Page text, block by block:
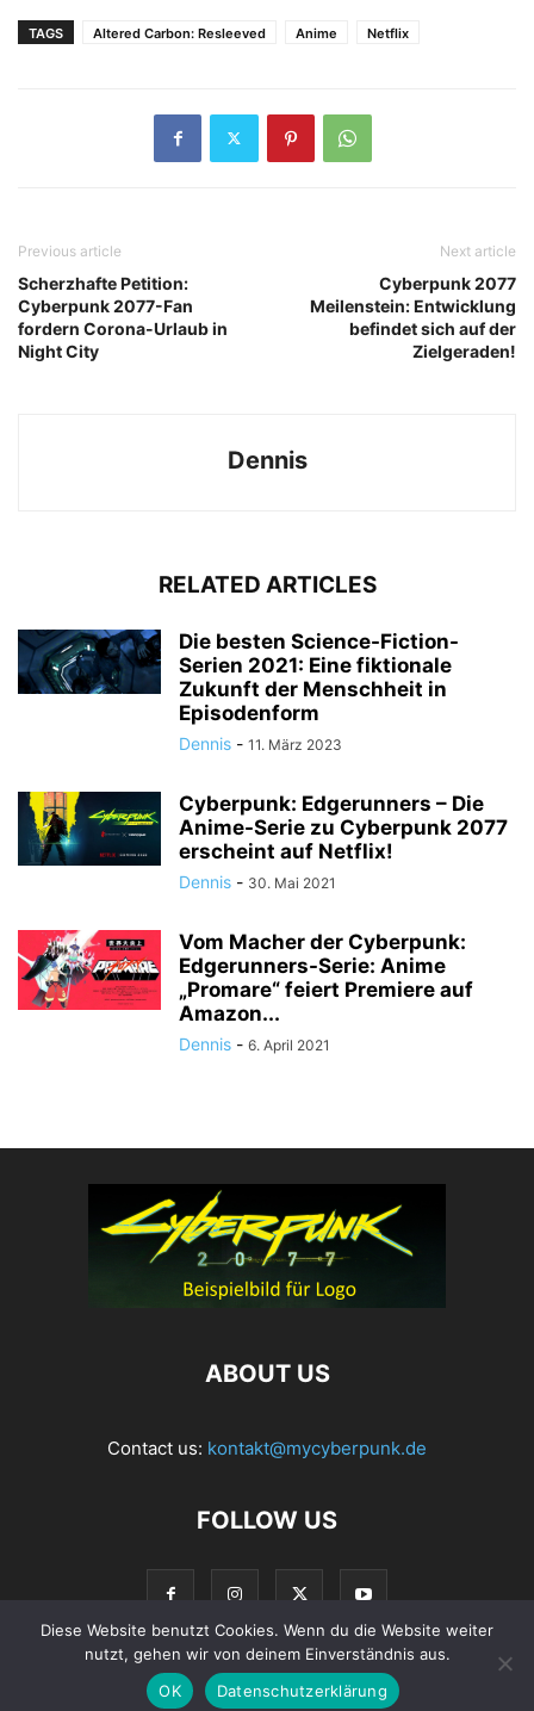
TAGS Altered Carbon: Resleeved Anime Netflix
Previous article
Scherzhafte Petition:
Cyberpunk 2077-Fan
fordern Corona-Urlaub in
Night City
Next article
Cyberpunk 2077
Meilenstein: Entwicklung
befindet sich auf der
Zielgeraden!
Dennis
RELATED ARTICLES
Die besten Science-Fiction-
Serien 2021: Eine fiktionale
Zukunft der Menschheit in
Episodenform
Dennis - 11. März 2023
Cyberpunk: Edgerunners – Die
Anime-Serie zu Cyberpunk 2077
erscheint auf Netflix!
Dennis - 30. Mai 2021
Vom Macher der Cyberpunk:
Edgerunners-Serie: Anime
„Promare“ feiert Premiere auf
Amazon...
Dennis - 6. April 2021
ABOUT US
Contact us: kontakt@mycyberpunk.de
FOLLOW US
© Copyright 2022 MyCyberpunk.de
Diese Website benutzt Cookies. Wenn du die Website weiter
nutzt, gehen wir von deinem Einverständnis aus.
OK
Datenschutzerklärung